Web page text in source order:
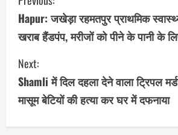
o
n
t
i
n
Hapur: जखेड़ा रहमतपुर प्राथमिक
खराब हैंडपंप, मरीजों को पीने के पानी के
Next:
Shamli में दिल दहला देने वाला ट्रिपल
मासूम बेटियों की हत्या कर घर में दफनाया